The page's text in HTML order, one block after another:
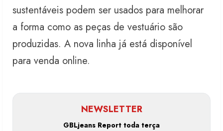
sustentáveis podem ser usados para melhorar
a forma como as peças de vestuário são
produzidas. A nova linha já está disponível
para venda online.
NEWSLETTER
GBLjeans Report toda terça